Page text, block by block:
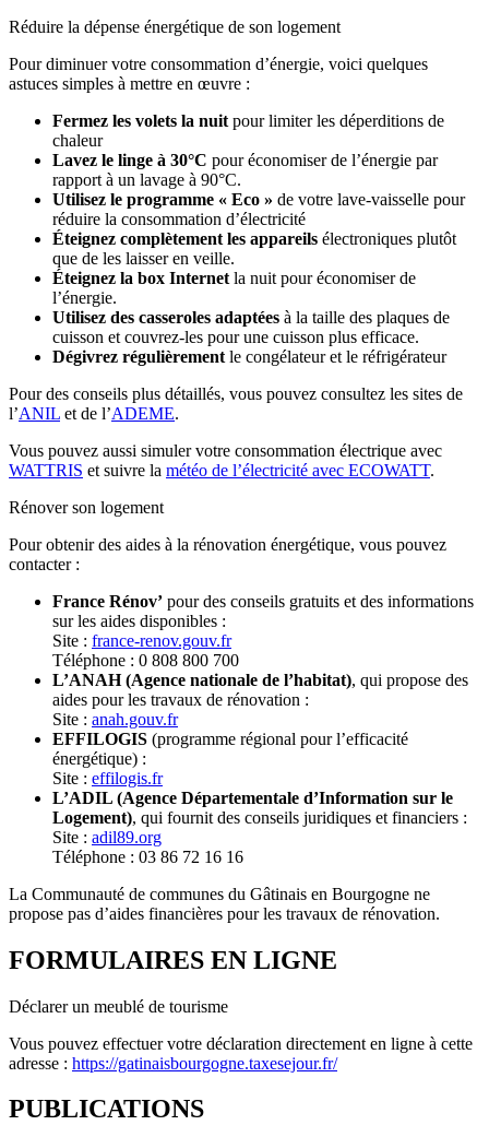
Réduire la dépense énergétique de son logement
Pour diminuer votre consommation d’énergie, voici quelques
astuces simples à mettre en œuvre :
Fermez les volets la nuit pour limiter les déperditions de
chaleur
Lavez le linge à 30°C pour économiser de l’énergie par
rapport à un lavage à 90°C.
Utilisez le programme « Eco » de votre lave-vaisselle pour
réduire la consommation d’électricité
Éteignez complètement les appareils électroniques plutôt
que de les laisser en veille.
Éteignez la box Internet la nuit pour économiser de
l’énergie.
Utilisez des casseroles adaptées à la taille des plaques de
cuisson et couvrez-les pour une cuisson plus efficace.
Dégivrez régulièrement le congélateur et le réfrigérateur
Pour des conseils plus détaillés, vous pouvez consultez les sites de
l’ANIL et de l’ADEME.
Vous pouvez aussi simuler votre consommation électrique avec
WATTRIS et suivre la météo de l’électricité avec ECOWATT.
Rénover son logement
Pour obtenir des aides à la rénovation énergétique, vous pouvez
contacter :
France Rénov’ pour des conseils gratuits et des informations
sur les aides disponibles :
Site : france-renov.gouv.fr
Téléphone : 0 808 800 700
L’ANAH (Agence nationale de l’habitat), qui propose des
aides pour les travaux de rénovation :
Site : anah.gouv.fr
EFFILOGIS (programme régional pour l’efficacité
énergétique) :
Site : effilogis.fr
L’ADIL (Agence Départementale d’Information sur le
Logement), qui fournit des conseils juridiques et financiers :
Site : adil89.org
Téléphone : 03 86 72 16 16
La Communauté de communes du Gâtinais en Bourgogne ne
propose pas d’aides financières pour les travaux de rénovation.
FORMULAIRES EN LIGNE
Déclarer un meublé de tourisme
Vous pouvez effectuer votre déclaration directement en ligne à cette
adresse : https://gatinaisbourgogne.taxesejour.fr/
PUBLICATIONS